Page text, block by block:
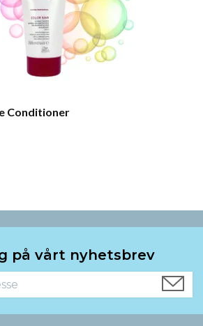
Conditioner
på vårt nyhetsbrev